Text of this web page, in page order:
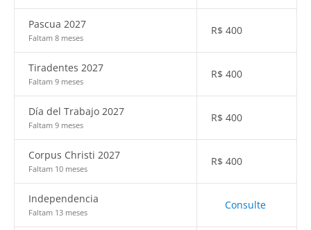
Pascua 2027
Faltam 8 meses
R$ 400
Tiradentes 2027
Faltam 9 meses
R$ 400
Día del Trabajo 2027
Faltam 9 meses
R$ 400
Corpus Christi 2027
Faltam 10 meses
R$ 400
Independencia
Faltam 13 meses
Consulte